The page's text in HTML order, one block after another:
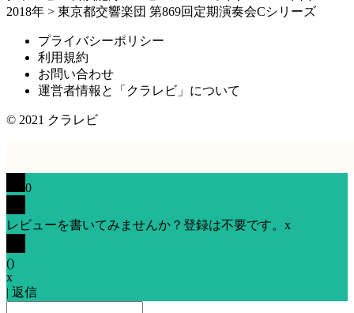
2018年 > 東京都交響楽団 第869回定期演奏会Cシリーズ
プライバシーポリシー
利用規約
お問い合わせ
運営者情報と「クラレビ」について
© 2021 クラレビ
0
レビューを書いてみませんか？登録は不要です。 x
()
x
| 返信